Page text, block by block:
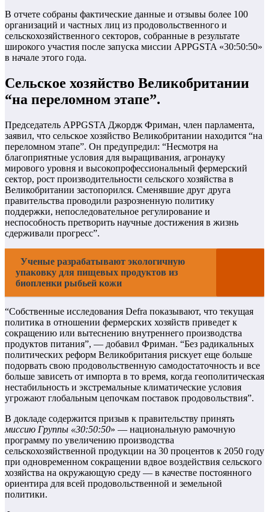
В отчете собраны фактические данные и отзывы более 100
организаций и частных лиц из продовольственного и
сельскохозяйственного секторов, собранные в результате
широкого участия после запуска миссии APPGSTA «30:50:50»
в начале этого года.
Сельское хозяйство Великобритании
“на переломном этапе”.
Председатель APPGSTA Джордж Фриман, член парламента,
заявил, что сельское хозяйство Великобритании находится “на
переломном этапе”. Он предупредил: “Несмотря на
благоприятные условия для выращивания, агронауку
мирового уровня и высокопрофессиональный фермерский
сектор, рост производительности сельского хозяйства в
Великобритании застопорился. Сменявшие друг друга
правительства проводили разрозненную политику
поддержки, непоследовательное регулирование и
неспособность претворить научные достижения в жизнь
сдерживали прогресс”.
Ученые разрабатывают экологичную
упаковку для пищевых продуктов из
биопленки рыбьей кожи
“Собственные исследования Defra показывают, что текущая
политика в отношении фермерских хозяйств приведет к
сокращению или вытеснению внутреннего производства
продуктов питания”, — добавил Фриман. “Без радикальных
политических реформ Великобритания рискует еще больше
подорвать свою продовольственную самодостаточность и все
больше зависеть от импорта в то время, когда геополитическая
нестабильность и экстремальные климатические условия
угрожают глобальным цепочкам поставок продовольствия”.
В докладе содержится призыв к правительству принять
миссию Группы «30:50:50» — национальную рамочную
программу по увеличению производства
сельскохозяйственной продукции на 30 процентов к 2050 году
при одновременном сокращении вдвое воздействия сельского
хозяйства на окружающую среду — в качестве постоянного
ориентира для всей продовольственной и земельной
политики.